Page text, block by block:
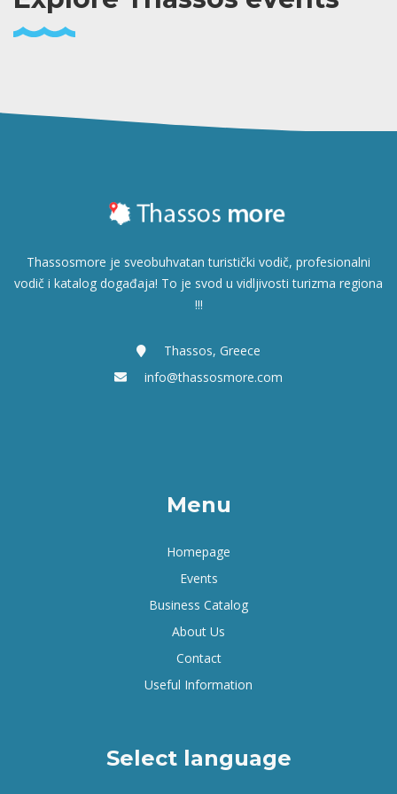
Thassosmore je sveobuhvatan turistički vodič, profesionalni
vodič i katalog događaja! To je svod u vidljivosti turizma regiona
!!!
Thassos, Greece
info@thassosmore.com
Menu
Homepage
Events
Business Catalog
About Us
Contact
Useful Information
Select language